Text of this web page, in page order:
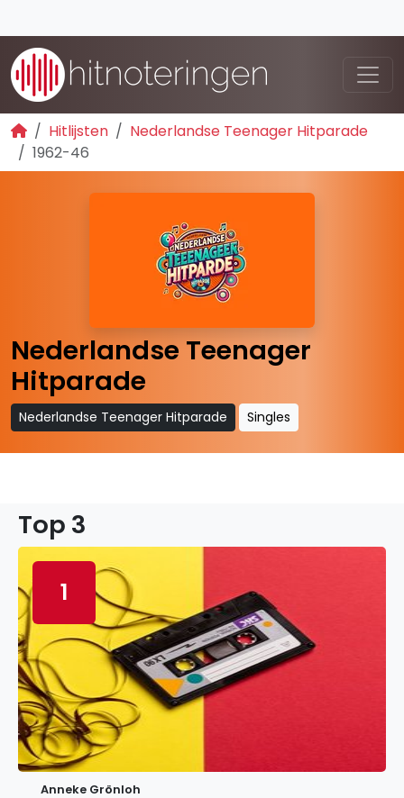
Hitlijsten
Nederlandse Teenager Hitparade
1962-46
Nederlandse Teenager
Hitparade
Nederlandse Teenager Hitparade Singles
Top 3
1
Anneke Grönloh